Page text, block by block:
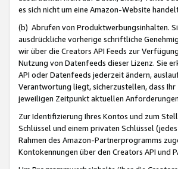
es sich nicht um eine Amazon-Website
(b) Abrufen von Produktwerbungsinhalten.
ausdrückliche vorherige schriftliche
wir über die Creators API Feeds zur
Nutzung von Datenfeeds dieser Lizenz. Sie
API oder Datenfeeds jederzeit ändern,
Verantwortung liegt, sicherzustellen, dass
jeweiligen Zeitpunkt aktuellen
Zur Identifizierung Ihres Kontos und zum
Schlüssel und einem privaten Schlüssel
Rahmen des Amazon-Partnerprogramms
Kontokennungen über den Creators API und